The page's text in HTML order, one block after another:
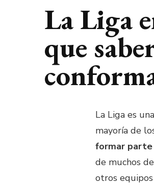
La Liga
que
La Liga es
mayoría de
formar parte
de muchos
otros